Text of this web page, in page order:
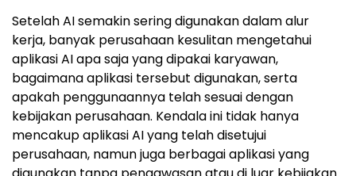
Setelah AI semakin sering digunakan dalam alur
kerja, banyak perusahaan kesulitan mengetahui
aplikasi AI apa saja yang dipakai karyawan,
bagaimana aplikasi tersebut digunakan, serta
apakah penggunaannya telah sesuai dengan
kebijakan perusahaan. Kendala ini tidak hanya
mencakup aplikasi AI yang telah disetujui
perusahaan, namun juga berbagai aplikasi yang